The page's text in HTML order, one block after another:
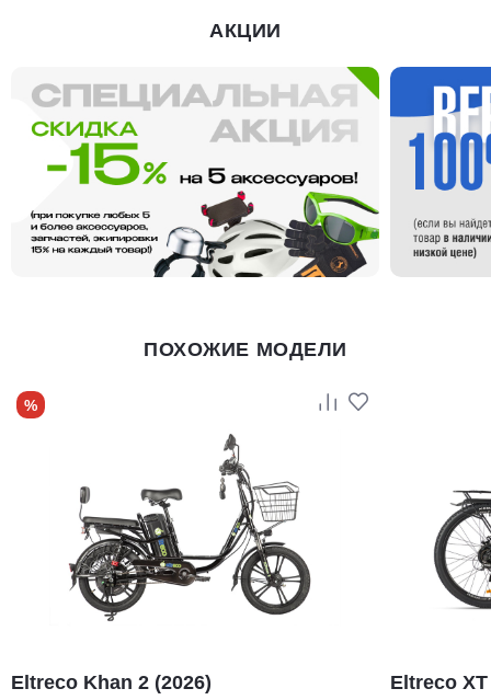
АКЦИИ
ПОХОЖИЕ МОДЕЛИ
%
Eltreco Khan 2 (2026) Eltreco